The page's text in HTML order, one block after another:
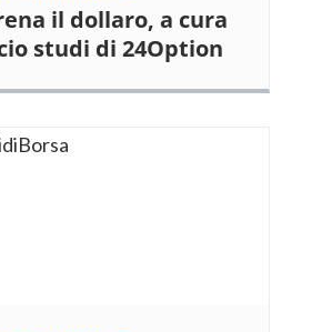
il dollaro, a cura
studi di 24Option